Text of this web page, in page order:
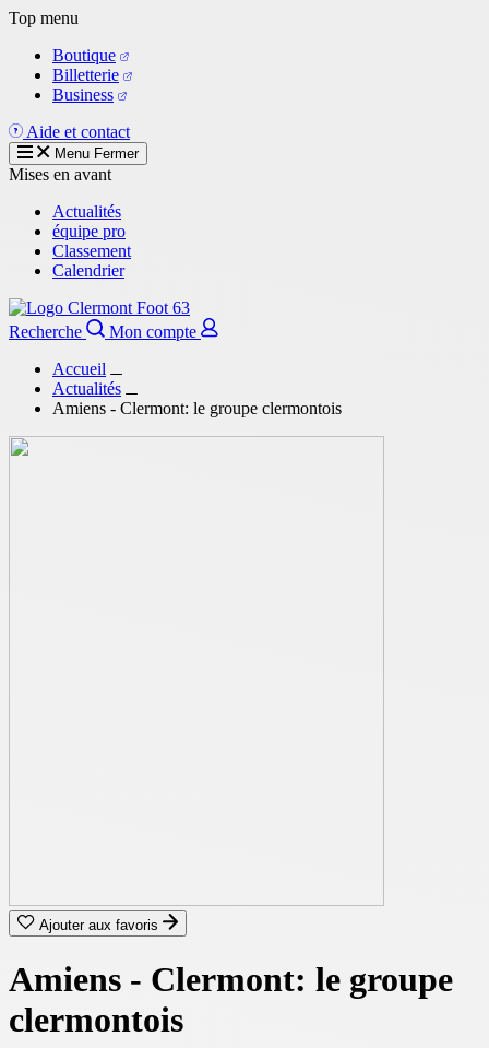
Aller
contenu
principal
Top menu
Boutique
Billetterie
Business
Aide et contact
Menu Fermer
Mises en avant
Actualités
équipe pro
Classement
Calendrier
Recherche
Mon compte
Accueil
Actualités
Amiens - Clermont: le groupe clermontois
Ajouter aux favoris
Amiens - Clermont: le groupe
clermontois